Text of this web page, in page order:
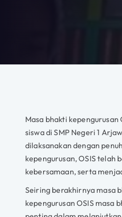
Masa bhakti
siswa di SMP Negeri 1
dilaksanakan dengan
kepengurusan, OSIS telah
kebersamaan, serta
Seiring berakhirnya masa
kepengurusan OSIS masa